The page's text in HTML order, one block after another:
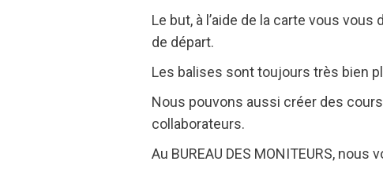
Le but, à l’aide de la carte vous
de départ.
Les balises sont toujours très bien
Nous pouvons aussi créer des
collaborateurs.
Au BUREAU DES MONITEURS,